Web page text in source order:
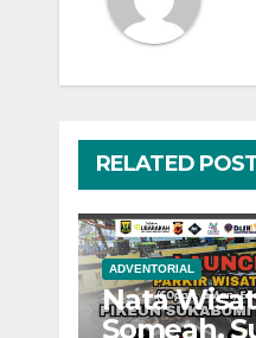
RELATED
ADVENTORIAL
Nata
Someah,